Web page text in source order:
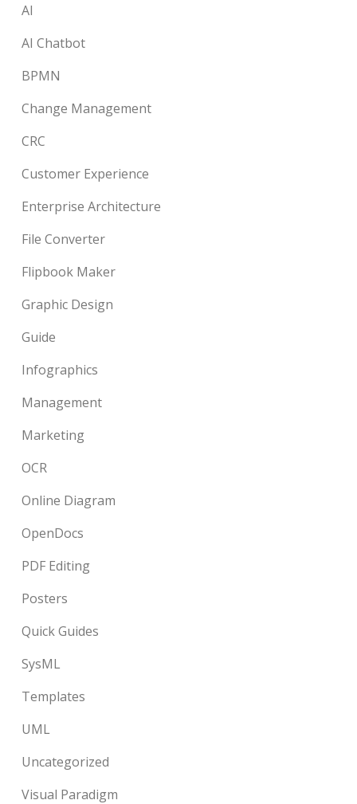
AI
AI Chatbot
BPMN
Change Management
CRC
Customer Experience
Enterprise Architecture
File Converter
Flipbook Maker
Graphic Design
Guide
Infographics
Management
Marketing
OCR
Online Diagram
OpenDocs
PDF Editing
Posters
Quick Guides
SysML
Templates
UML
Uncategorized
Visual Paradigm